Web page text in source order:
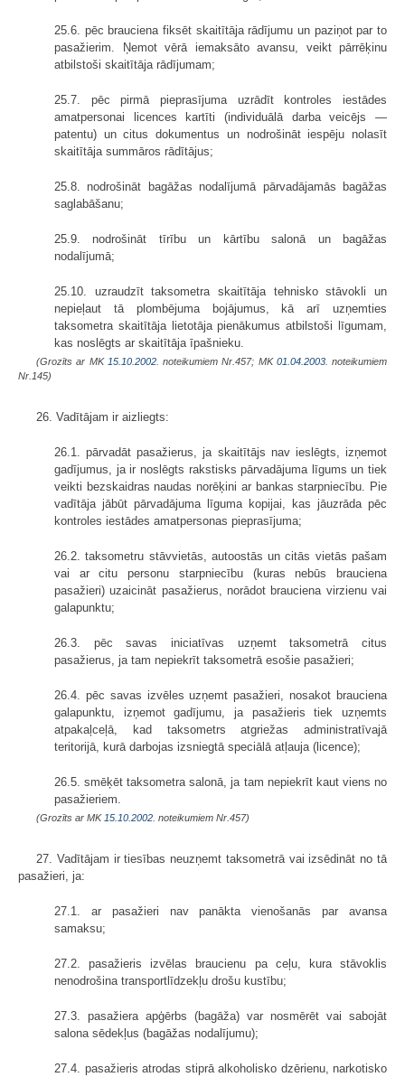
25.6. pēc brauciena fiksēt skaitītāja rādījumu un paziņot par to
pasažierim. Ņemot vērā iemaksāto avansu, veikt pārrēķinu
atbilstoši skaitītāja rādījumam;
25.7. pēc pirmā pieprasījuma uzrādīt kontroles iestādes
amatpersonai licences kartīti (individuālā darba veicējs —
patentu) un citus dokumentus un nodrošināt iespēju nolasīt
skaitītāja summāros rādītājus;
25.8. nodrošināt bagāžas nodalījumā pārvadājamās bagāžas
saglabāšanu;
25.9. nodrošināt tīrību un kārtību salonā un bagāžas
nodalījumā;
25.10. uzraudzīt taksometra skaitītāja tehnisko stāvokli un
nepieļaut tā plombējuma bojājumus, kā arī uzņemties
taksometra skaitītāja lietotāja pienākumus atbilstoši līgumam,
kas noslēgts ar skaitītāja īpašnieku.
(Grozīts ar MK 15.10.2002. noteikumiem Nr.457; MK 01.04.2003. noteikumiem
Nr.145)
26. Vadītājam ir aizliegts:
26.1. pārvadāt pasažierus, ja skaitītājs nav ieslēgts, izņemot
gadījumus, ja ir noslēgts rakstisks pārvadājuma līgums un tiek
veikti bezskaidras naudas norēķini ar bankas starpniecību. Pie
vadītāja jābūt pārvadājuma līguma kopijai, kas jāuzrāda pēc
kontroles iestādes amatpersonas pieprasījuma;
26.2. taksometru stāvvietās, autoostās un citās vietās pašam
vai ar citu personu starpniecību (kuras nebūs brauciena
pasažieri) uzaicināt pasažierus, norādot brauciena virzienu vai
galapunktu;
26.3. pēc savas iniciatīvas uzņemt taksometrā citus
pasažierus, ja tam nepiekrīt taksometrā esošie pasažieri;
26.4. pēc savas izvēles uzņemt pasažieri, nosakot brauciena
galapunktu, izņemot gadījumu, ja pasažieris tiek uzņemts
atpakaļceļā, kad taksometrs atgriežas administratīvajā
teritorijā, kurā darbojas izsniegtā speciālā atļauja (licence);
26.5. smēķēt taksometra salonā, ja tam nepiekrīt kaut viens no
pasažieriem.
(Grozīts ar MK 15.10.2002. noteikumiem Nr.457)
27. Vadītājam ir tiesības neuzņemt taksometrā vai izsēdināt no tā
pasažieri, ja:
27.1. ar pasažieri nav panākta vienošanās par avansa
samaksu;
27.2. pasažieris izvēlas braucienu pa ceļu, kura stāvoklis
nenodrošina transportlīdzekļu drošu kustību;
27.3. pasažiera apģērbs (bagāža) var nosmērēt vai sabojāt
salona sēdekļus (bagāžas nodalījumu);
27.4. pasažieris atrodas stiprā alkoholisko dzērienu, narkotisko